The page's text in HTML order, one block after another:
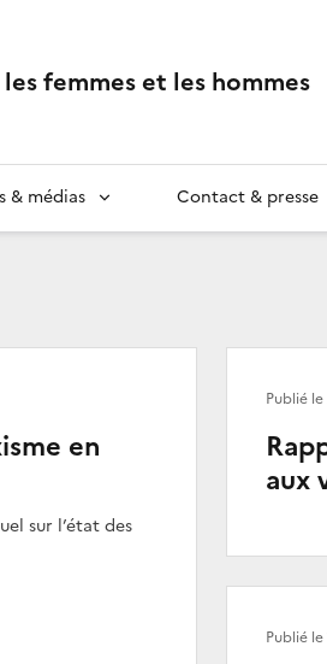
femmes et les hommes
& médias Contact & presse
en
sur l’état des
aux
Publié le
Publié le